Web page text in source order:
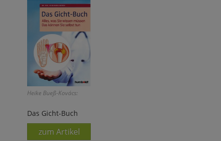
Heike Bueß-Kovács:
Das Gicht-Buch
zum Artikel